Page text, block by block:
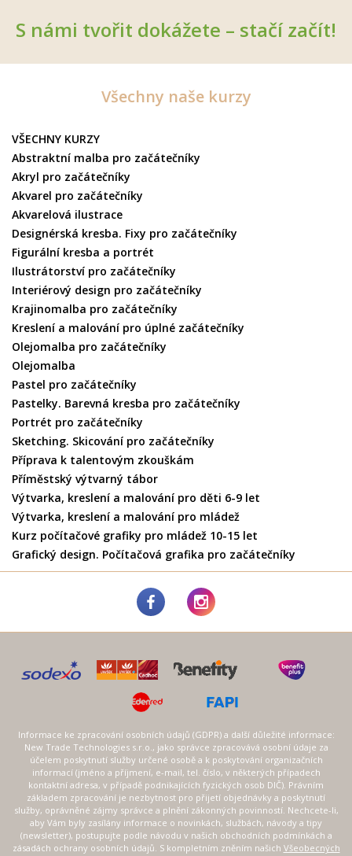
S námi tvořit dokážete – stačí začít!
Všechny naše kurzy
VŠECHNY KURZY
Abstraktní malba pro začátečníky
Akryl pro začátečníky
Akvarel pro začátečníky
Akvarelová ilustrace
Designérská kresba. Fixy pro začátečníky
Figurální kresba a portrét
Ilustrátorství pro začátečníky
Interiérový design pro začátečníky
Krajinomalba pro začátečníky
Kreslení a malování pro úplné začátečníky
Olejomalba pro začátečníky
Olejomalba
Pastel pro začátečníky
Pastelky. Barevná kresba pro začátečníky
Portrét pro začátečníky
Sketching. Skicování pro začátečníky
Příprava k talentovým zkouškám
Příměstský výtvarný tábor
Výtvarka, kreslení a malování pro děti 6-9 let
Výtvarka, kreslení a malování pro mládež
Kurz počítačové grafiky pro mládež 10-15 let
Grafický design. Počítačová grafika pro začátečníky
Informace ke zpracování osobních údajů (GDPR) a další důležité informace:
New Trade Technologies s.r.o., jako správce zpracovává osobní údaje za
účelem poskytnutí služby určené osobě a k poskytování organizačních
informací (jméno a příjmení, e-mail, tel. číslo, v některých případech
kontaktní adresa, v případě podnikajících fyzických osob DIČ). Právním
základem zpracování je nezbytnost pro přijetí objednávky a poskytnutí
služby, oprávněné zájmy správce a plnění zákonných povinností. Nechcete-li,
aby Vám byly zasílány informace o novinkách, službách, návody a tipy
(newsletter), postupujte podle návodu v našich obchodních podmínkách a
zásadách ochrany osobních údajů. S kompletním zněním našich Všeobecných